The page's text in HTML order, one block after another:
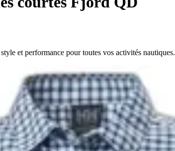
et performance pour toutes vos activités nautiques.